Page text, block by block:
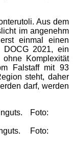
Aus dem
im angenehm
einmal einen
2021, ein
Komplexität
Falstaff mit 93
steht, daher
darf, werden
Foto: